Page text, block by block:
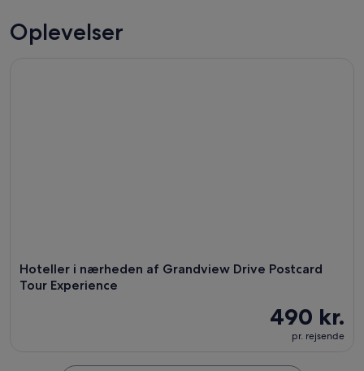
Oplevelser
Hoteller i nærheden af Grandview Drive Postcard
Tour Experience
490 kr.
pr. rejsende